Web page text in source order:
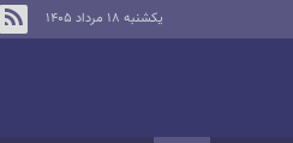
یکشنبه ۱۸ مرداد ۱۴۰۵